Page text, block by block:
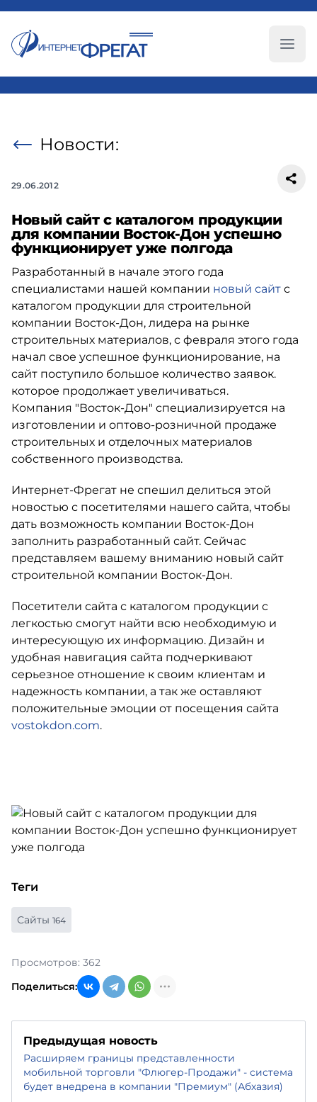
Новости:
29.06.2012
Новый сайт с каталогом продукции
для компании Восток-Дон успешно
функционирует уже полгода
Разработанный в начале этого года
специалистами нашей компании новый сайт с
каталогом продукции для строительной
компании Восток-Дон, лидера на рынке
строительных материалов, с февраля этого года
начал свое успешное функционирование, на
сайт поступило большое количество заявок.
которое продолжает увеличиваться.
Компания "Восток-Дон" специализируется на
изготовлении и оптово-розничной продаже
строительных и отделочных материалов
собственного производства.
Интернет-Фрегат не спешил делиться этой
новостью с посетителями нашего сайта, чтобы
дать возможность компании Восток-Дон
заполнить разработанный сайт. Сейчас
представляем вашему вниманию новый сайт
строительной компании Восток-Дон.
Посетители сайта с каталогом продукции с
легкостью смогут найти всю необходимую и
интересующую их информацию. Дизайн и
удобная навигация сайта подчеркивают
серьезное отношение к своим клиентам и
надежность компании, а так же оставляют
положительные эмоции от посещения сайта
vostokdon.com.
Теги
Сайты 164
Просмотров: 362
Поделиться:
Предыдущая новость
Расширяем границы представленности
мобильной торговли "Флюгер-Продажи" - система
будет внедрена в компании "Премиум" (Абхазия)